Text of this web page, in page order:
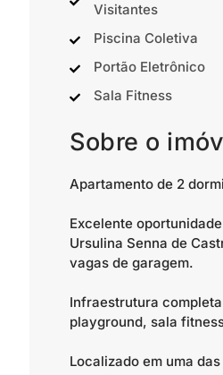
Visitantes
Piscina Coletiva
Portão Eletrônico
Sala Fitness
Sobre o
Apartamento de 2
Excelente
Ursulina Senna de
vagas de garagem.
Infraestrutura
playground, sala
Localizado em uma